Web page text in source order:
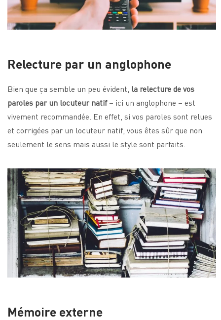
Relecture par un anglophone
Bien que ça semble un peu évident, la relecture de vos
paroles par un locuteur natif– ici un anglophone – est
vivement recommandée. En effet, si vos paroles sont relues
et corrigées par un locuteur natif, vous êtes sûr que non
seulement le sens mais aussi le style sont parfaits.
Mémoire externe